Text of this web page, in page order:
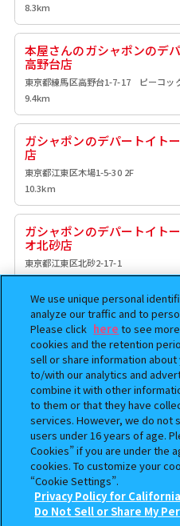
検索中の商品
8.3km
本屋さんのガシャポンのデ
高野台店
東京都練馬区高野台1-7-17 ピーコッ
9.4km
ガシャポンのデパートイト
店
東京都江東区木場1-5-30 2F
10.3km
ガシャポンのデパートイト
オ北砂店
東京都江東区北砂2-17-1
10.8km
ガシャポンバンダイオフィ
オンモール北戸田店
埼玉県戸田市美女木東1-3-1 イオンモ
12.4km
ガシャポンバンダイオフィ
来屋書店品川シーサイド店
東京都品川区東品川4-12-5 イオン品
13.3km
ガシャポンのデパートイト
町店
We use unique personal
analyze our traffic and to
Please click here to see
cookies and the retention
sell or share information
to/with our analytics and
combine it with other
to them or that they have
services. However, we do not
users under 16 years of age.
Cookies” if you are under the
cookies. To customize your
“Cookie Settings”.
Privacy Policy for
Do Not Sell or Share My